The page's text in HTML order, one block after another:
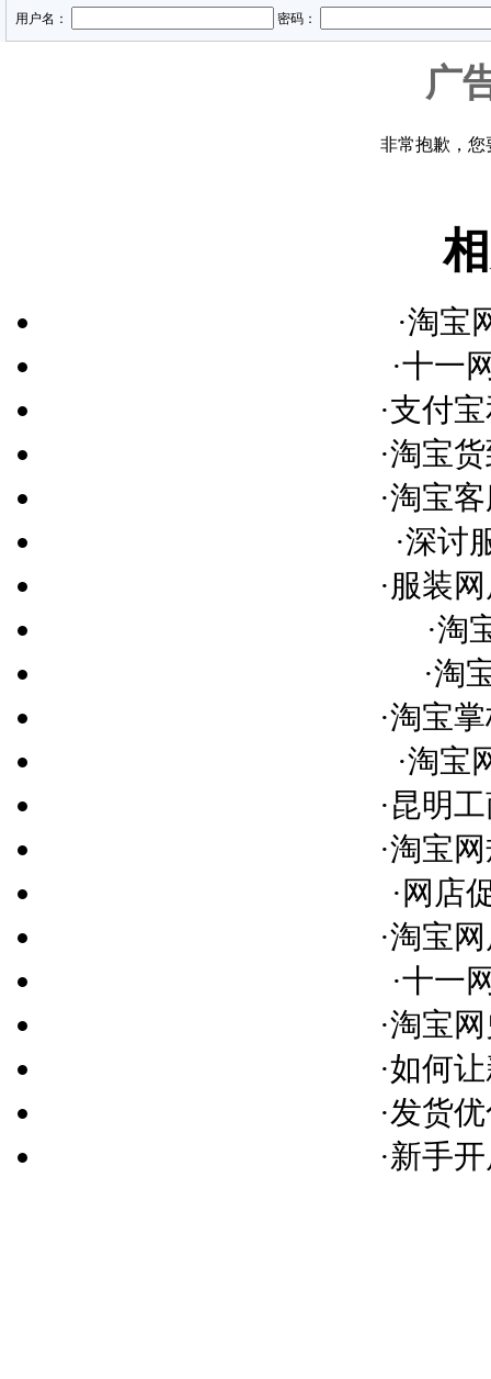
用户名：
密码：
广
·淘宝
·十一
·支付
·淘宝
·淘宝
·深讨
·服装
·淘
·淘
·淘宝
·淘宝
·昆明
·淘宝
· 网店
·淘宝
·十一
·淘宝
·如何
·发货
·新手